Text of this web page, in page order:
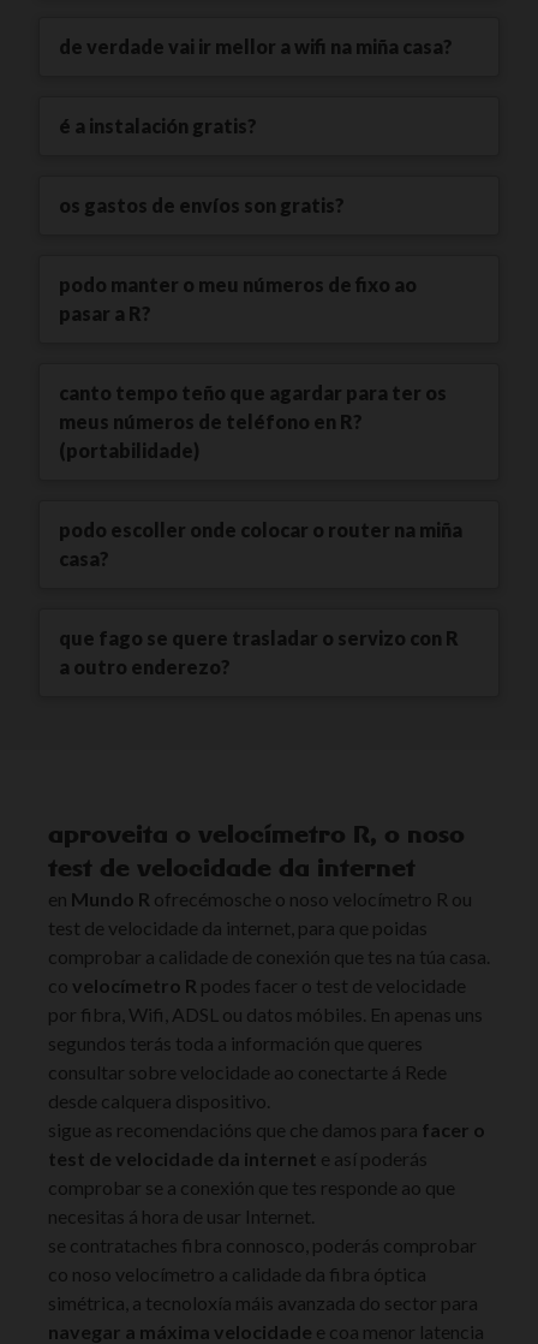
de verdade vai ir mellor a wifi na miña casa?
é a instalación gratis?
os gastos de envíos son gratis?
podo manter o meu números de fixo ao
pasar a R?
canto tempo teño que agardar para ter os
meus números de teléfono en R?
(portabilidade)
podo escoller onde colocar o router na miña
casa?
que fago se quere trasladar o servizo con R
a outro enderezo?
aproveita o velocímetro R, o noso
test de velocidade da internet
en Mundo R ofrecémosche o noso velocímetro R ou
test de velocidade da internet, para que poidas
comprobar a calidade de conexión que tes na túa casa.
co velocímetro R podes facer o test de velocidade
por fibra, Wifi, ADSL ou datos móbiles. En apenas uns
segundos terás toda a información que queres
consultar sobre velocidade ao conectarte á Rede
desde calquera dispositivo.
sigue as recomendacións que che damos para facer o
test de velocidade da internet e así poderás
comprobar se a conexión que tes responde ao que
necesitas á hora de usar Internet.
se contrataches fibra connosco, poderás comprobar
co noso velocímetro a calidade da fibra óptica
simétrica, a tecnoloxía máis avanzada do sector para
navegar a máxima velocidade e coa menor latencia